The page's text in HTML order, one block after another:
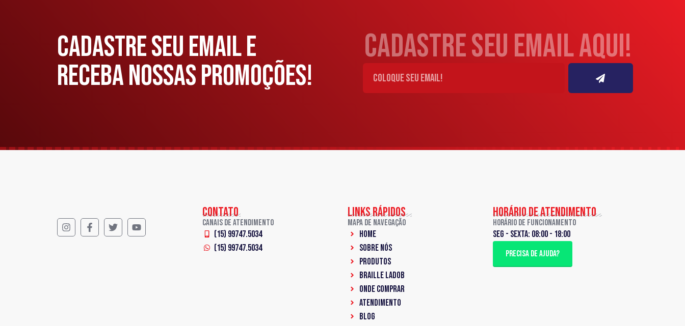
CADASTRE SEU EMAIL E
RECEBA NOSSAS PROMOÇÕES!
cadastre seu email aqui!
CONTATO
Canais de Atendimento
(15) 99747.5034
(15) 99747.5034
LINKS RÁPIDOS
Mapa de Navegação
Home
Sobre Nós
PRODUTOS
Braille LadoB
ONDE COMPRAR
ATENDIMENTO
BLOG
HORÁRIO DE ATENDIMENTO
Horário de Funcionamento
Seg - sexta: 08:00 - 18:00
PRECISA DE AJUDA?